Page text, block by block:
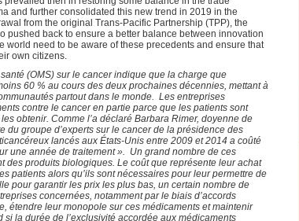
and further consolidated this new trend in 2019 in the
from the original Trans-Pacific Partnership (TPP), the
pushed back to ensure a better balance between innovation
world need to be aware of these precedents and ensure that
own citizens.
(OMS) sur le cancer indique que la charge que
60 % au cours des deux prochaines décennies, mettant à
partout dans le monde. Les entreprises
contre le cancer en partie parce que les patients sont
obtenir. Comme l’a déclaré Barbara Rimer, doyenne de
du groupe d’experts sur le cancer de la présidence des
lancés aux États-Unis entre 2009 et 2014 a coûté
une année de traitement ». Un grand nombre de ces
des produits biologiques. Le coût que représente leur achat
patients alors qu’ils sont nécessaires pour leur permettre de
pour garantir les prix les plus bas, un certain nombre de
concernées, notamment par le biais d’accords
étendre leur monopole sur ces médicaments et maintenir
la durée de l’exclusivité accordée aux médicaments